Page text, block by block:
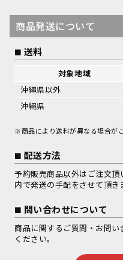
商品発送について
送料
対象地域
沖縄県以外
沖縄県
※商品により送料が異なる場合がご
配送方法
予約販売商品以外はご注文
内で発送の手配をさせて頂き
問い合わせについて
商品に関するご質問・お問
ください。